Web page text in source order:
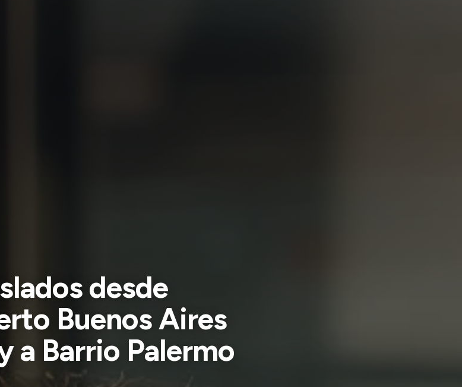
desde
Buenos Aires
a Barrio Palermo